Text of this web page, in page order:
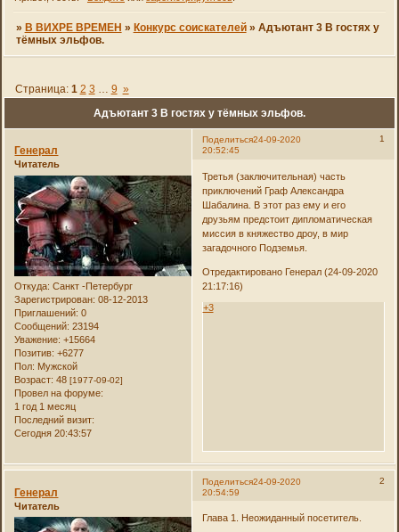
» В ВИХРЕ ВРЕМЕН » Конкурс соискателей » Адъютант 3 В гостях у
тёмных эльфов.
Адъютант 3 В гостях у тёмных эльфов.
Страница: 1 2 3 … 9 »
Поделиться 1
24-09-2020
20:52:45
Генерал
Читатель
Откуда: Санкт -Петербург
Зарегистрирован: 08-12-2013
Приглашений: 0
Сообщений: 23194
Уважение: +15664
Позитив: +6277
Пол: Мужской
Возраст: 48[1977-09-02]
Провел на форуме:
1 год 1 месяц
Последний визит:
Сегодня 20:43:57
Третья (заключительная) часть
приключений Граф Александра
Шабалина. В этот раз ему и его
друзьям предстоит дипломатическая
миссия в княжество дроу, в мир
загадочного Подземья.
Отредактировано Генерал (24-09-2020
21:17:16)
+3
Поделиться 2
24-09-2020
20:54:59
Генерал
Читатель
Глава 1. Неожиданный посетитель.